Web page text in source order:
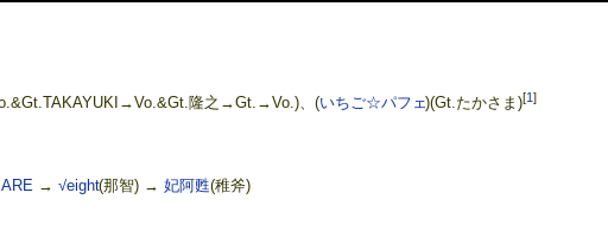
隆之→Gt.→Vo.)、(いちご☆パフェ)(Gt.たかさま)[1]
→ √eight(那智) →妃阿甦(稚斧)